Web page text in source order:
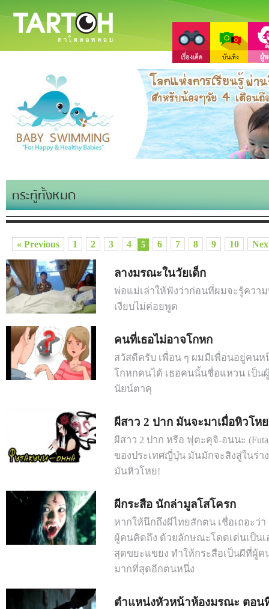
กระทู้ทั้งหมด
« Previous 1 2 3 4 5 6 7 8 9 10
ลางมรณะในวัยเด็ก
พ่อแม่เล่าให้ฟังว่าก่อนที่ผมจะรู้ควา
เงียบไม่ค่อยพูด
คนที่เธอไม่อาจโกหก
สวัสดีครับ เพื่อน ๆ ผมมีเพื่อนอยู่คน
โกหกคนได้ เธอคนนั้นชื่อแหวน เป็น
นัยน์ตาคุ
ผีสาว 2 ปาก มันจะมาเมื่อหิวโห
ผีสาว 2 ปาก หรือ ฟุตะคุจิ-อนนะ
ของประเทศญี่ปุ่น มันมักจะสิงสู่ในร่า
มันหิวโหย!
ผีกระสือ นักล่ามูลโสโครก
หากให้นึกถึงผีไทยสักตน เชื่อเถอะว่
ผู้คนคิดถึง ด้วยลักษณะโดดเด่นเป็น
สุดขยะแขยง ทำให้กระสือเป็นผีที่ผู้
มากที่สุดอีกตนหนึ่ง
ตำแหน่งหัวหน้าห้องมรณะ ตอน